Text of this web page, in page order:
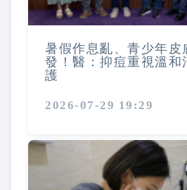
暑假作息亂、青少年皮
發！醫：抑痘重視溫和
護
2026-07-29 19:29